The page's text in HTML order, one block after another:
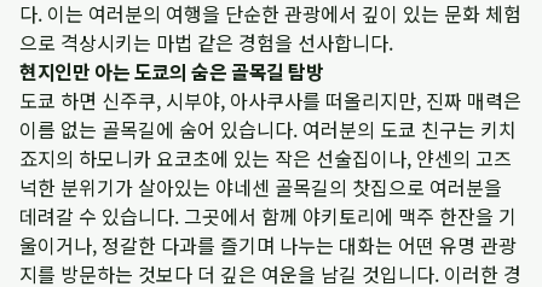
다. 이는 여러분의 여행을 단순한 관광에서 깊이 있는 문화 체험
으로 격상시키는 마법 같은 경험을 선사합니다.
현지인만 아는 도쿄의 숨은 골목길 탐방
도쿄 하면 신주쿠, 시부야, 아사쿠사를 떠올리지만, 진짜 매력은
이름 없는 골목길에 숨어 있습니다. 여러분의 도쿄 친구는 키치
죠지의 하모니카 요코초에 있는 작은 선술집이나, 얀센의 고즈
넉한 분위기가 살아있는 야네센 골목길의 찻집으로 여러분을
데려갈 수 있습니다. 그곳에서 함께 야키토리에 맥주 한잔을 기
울이거나, 정갈한 다과를 즐기며 나누는 대화는 어떤 유명 관광
지를 방문하는 것보다 더 깊은 여운을 남길 것입니다. 이러한 경